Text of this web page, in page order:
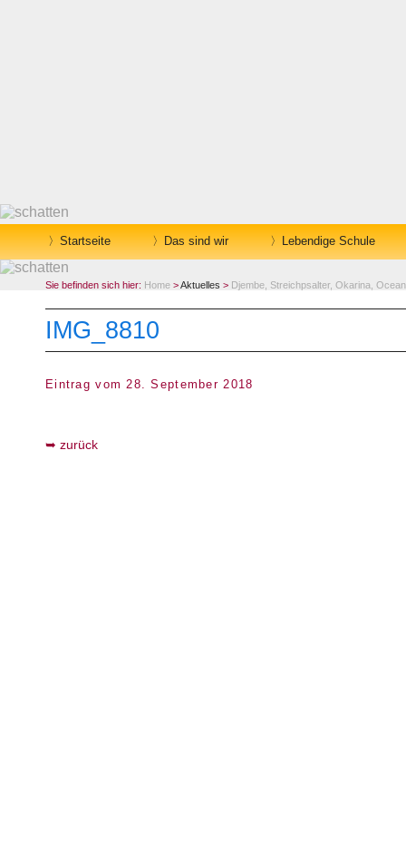
Startseite Das sind wir Lebendige Schule
Sie befinden sich hier: Home >Aktuelles > Djembe, Streichpsalter, Okarina,
IMG_8810
Eintrag vom 28. September 2018
zurück